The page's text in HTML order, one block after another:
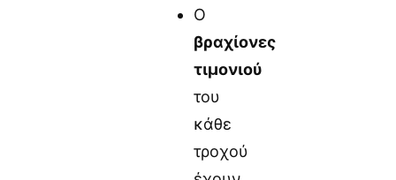
Ο
βραχίονες
τιμονιού
του
κάθε
τροχού